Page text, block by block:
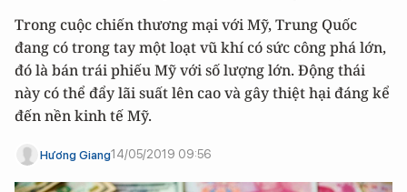
Trong cuộc chiến thương mại với Mỹ, Trung Quốc
đang có trong tay một loạt vũ khí có sức công phá lớn,
đó là bán trái phiếu Mỹ với số lượng lớn. Động thái
này có thể đẩy lãi suất lên cao và gây thiệt hại đáng kể
đến nền kinh tế Mỹ.
Hương Giang14/05/2019 09:56